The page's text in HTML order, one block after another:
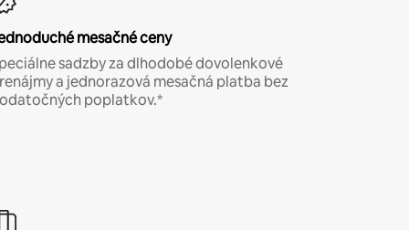
mesačné ceny
sadzby za dlhodobé dovolenkové
a jednorazová mesačná platba bez
poplatkov.*